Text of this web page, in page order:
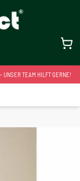
UNSER TEAM HILFT GERNE!